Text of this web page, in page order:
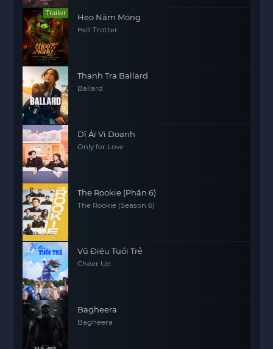
Trailer Heo Năm Móng
Hell Trotter
Thanh Tra Ballard
Ballard
Dĩ Ái Vi Doanh
Only for Love
The Rookie (Phần 6)
The Rookie (Season 6)
Vũ Điệu Tuổi Trẻ
Cheer Up
Bagheera
Bagheera